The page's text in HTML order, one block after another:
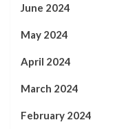
June 2024
May 2024
April 2024
March 2024
February 2024